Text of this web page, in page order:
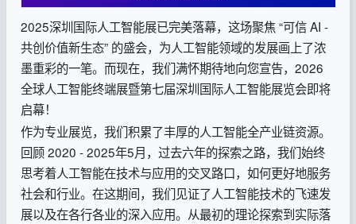
2025深圳国际人工智能展已完美落幕，这场聚焦 “可信 AI -
共创价值新生态” 的盛会，为人工智能领域的发展画上了浓
墨重彩的一笔。而现在，我们满怀期待地向您宣告，2026
全球人工智能终端展暨第七届深圳国际人工智能展览会即将
启幕！
作为专业展览，我们积累了丰厚的人工智能全产业链资源。
回顾 2020 - 2025年5月，过去六年的探索之路，我们始终
思考着人工智能在技术与应用的交叉路口，如何更好地服务
社会和行业。在这期间，我们见证了人工智能技术的飞速发
展以及在各行各业的深入应用。从最初的理论探索到实际落